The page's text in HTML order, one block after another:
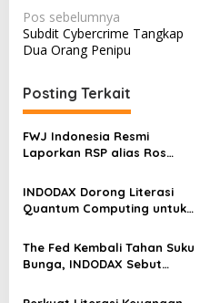
N
a
i
g
a
i
p
o
s
Pos sebelumnya
Subdit Cybercrime Tangkap
Dua Orang Penipu
Posting Terkait
FWJ Indonesia Resmi
Laporkan RSP alias Ros
INDODAX Dorong Literasi
Quantum Computing untuk
Blockchain
The Fed Kembali Tahan Suku
Bunga, INDODAX Sebut
Sentimen Pasar